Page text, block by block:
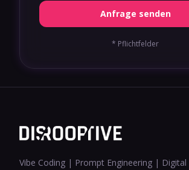
Anfrage senden
* Pflichtfelder
Vibe Coding | Prompt Engineering | Digital